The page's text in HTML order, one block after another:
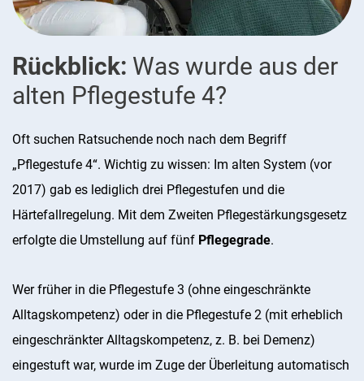
Rückblick: Was wurde aus der
alten Pflegestufe 4?
Oft suchen Ratsuchende noch nach dem Begriff
„Pflegestufe 4“. Wichtig zu wissen: Im alten System (vor
2017) gab es lediglich drei Pflegestufen und die
Härtefallregelung. Mit dem Zweiten Pflegestärkungsgesetz
erfolgte die Umstellung auf fünf Pflegegrade.
Wer früher in die Pflegestufe 3 (ohne eingeschränkte
Alltagskompetenz) oder in die Pflegestufe 2 (mit erheblich
eingeschränkter Alltagskompetenz, z. B. bei Demenz)
eingestuft war, wurde im Zuge der Überleitung automatisch